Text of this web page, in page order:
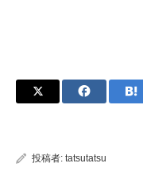
投稿者: tatsutatsu